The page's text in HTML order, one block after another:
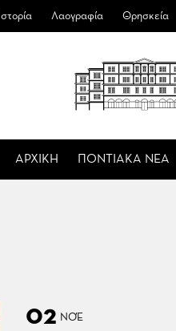
Ιστορία Λαογραφία Θρησκεία
ΑΡΧΙΚΗ ΠΟΝΤΙΑΚΑ ΝΕΑ
02 ΝΟΈ